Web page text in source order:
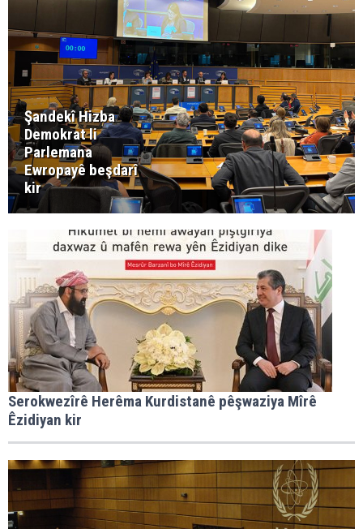
Şandekî Hizba
Demokrat li
Parlemana
Ewropayê beşdarî
kir
Serokwezîrê Herêma Kurdistanê pêşwaziya Mîrê
Êzidiyan kir